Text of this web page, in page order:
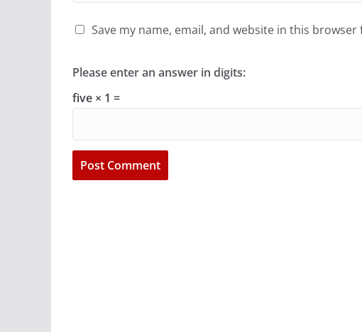
Save my name, email, and website in this
Please enter an answer in digits:
five × 1 =